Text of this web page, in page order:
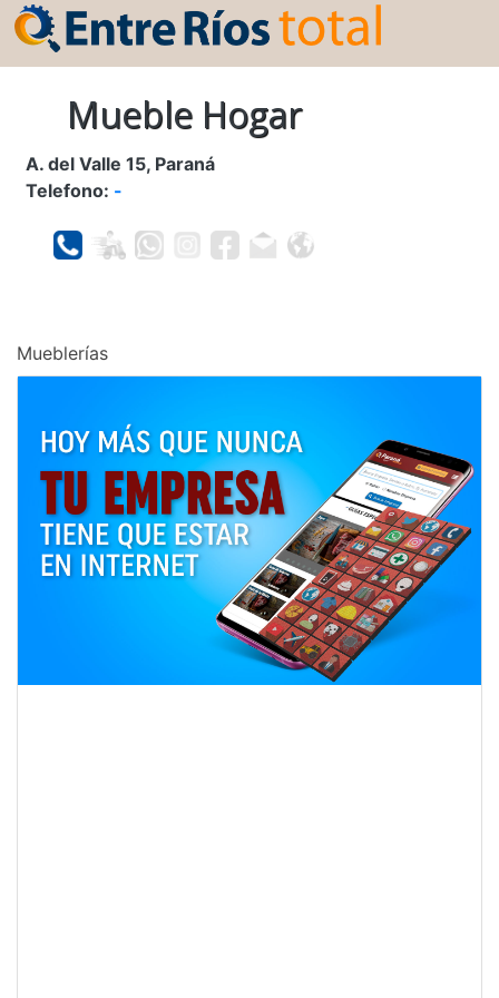
Mueble Hogar
A. del Valle 15, Paraná
Telefono: -
Mueblerías